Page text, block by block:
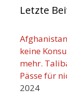
Letzte
keine
mehr.
Pässe für
2024